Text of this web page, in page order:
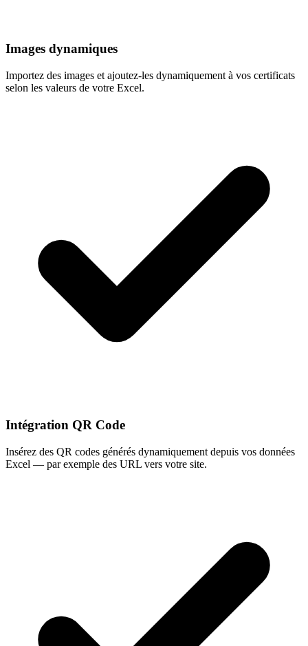
Images dynamiques
Importez des images et ajoutez-les dynamiquement à vos certificats
selon les valeurs de votre Excel.
Intégration QR Code
Insérez des QR codes générés dynamiquement depuis vos données
Excel — par exemple des URL vers votre site.